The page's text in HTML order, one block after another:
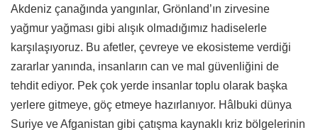
Akdeniz çanağında yangınlar, Grönland’ın zirvesine
yağmur yağması gibi alışık olmadığımız hadiselerle
karşılaşıyoruz. Bu afetler, çevreye ve ekosisteme verdiği
zararlar yanında, insanların can ve mal güvenliğini de
tehdit ediyor. Pek çok yerde insanlar toplu olarak başka
yerlere gitmeye, göç etmeye hazırlanıyor. Hâlbuki dünya
Suriye ve Afganistan gibi çatışma kaynaklı kriz bölgelerinin